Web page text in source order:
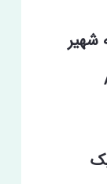
شهیر